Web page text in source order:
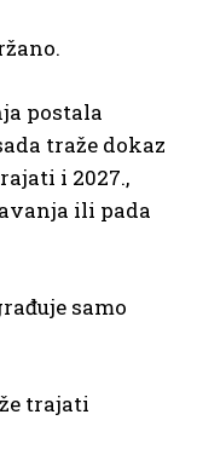
postala
traže dokaz
i 2027.,
ili pada
samo
trajati